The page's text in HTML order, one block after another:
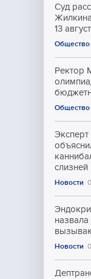
Суд
13
Общество
Ректор
Общество
слизней
Новости
назвала
Новости